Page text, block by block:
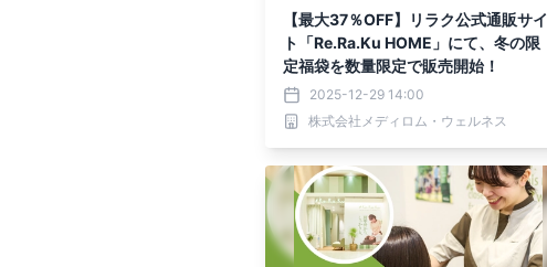
【最大37％OFF】リラク公式通販サイ
ト「Re.Ra.Ku HOME」にて、冬の限
定福袋を数量限定で販売開始！
2025-12-29 14:00
株式会社メディロム・ウェルネス